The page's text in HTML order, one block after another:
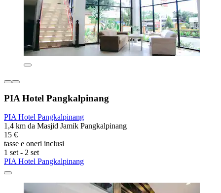
PIA Hotel Pangkalpinang
PIA Hotel Pangkalpinang
1,4 km da Masjid Jamik Pangkalpinang
15 €
tasse e oneri inclusi
1 set - 2 set
PIA Hotel Pangkalpinang